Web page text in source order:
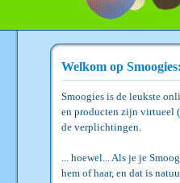
Welkom op
Smoogies is de leukste
en producten zijn virtueel
de verplichtingen.
... hoewel... Als je je
hem of haar, en dat is